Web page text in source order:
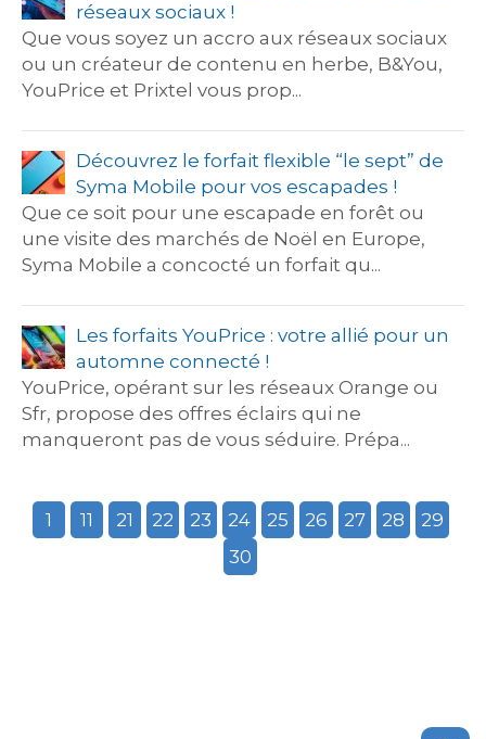
réseaux sociaux !
Que vous soyez un accro aux réseaux sociaux
ou un créateur de contenu en herbe, B&You,
YouPrice et Prixtel vous prop...
Découvrez le forfait flexible “le sept” de
Syma Mobile pour vos escapades !
Que ce soit pour une escapade en forêt ou
une visite des marchés de Noël en Europe,
Syma Mobile a concocté un forfait qu...
Les forfaits YouPrice : votre allié pour un
automne connecté !
YouPrice, opérant sur les réseaux Orange ou
Sfr, propose des offres éclairs qui ne
manqueront pas de vous séduire. Prépa...
1 11 21 22 23 24 25 26 27 28
29
30